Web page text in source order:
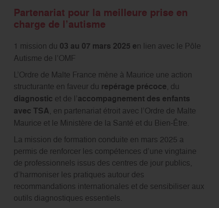
Partenariat pour la meilleure prise en
charge de l’autisme
1 mission du 03 au 07 mars 2025 en lien avec le Pôle
Autisme de l’OMF
L’Ordre de Malte France mène à Maurice une action
structurante en faveur du repérage précoce, du
diagnostic et de l’accompagnement des enfants
avec TSA, en partenariat étroit avec l’Ordre de Malte
Maurice et le Ministère de la Santé et du Bien‑Être.
La mission de formation conduite en mars 2025 a
permis de renforcer les compétences d’une vingtaine
de professionnels issus des centres de jour publics,
d’harmoniser les pratiques autour des
recommandations internationales et de sensibiliser aux
outils diagnostiques essentiels.